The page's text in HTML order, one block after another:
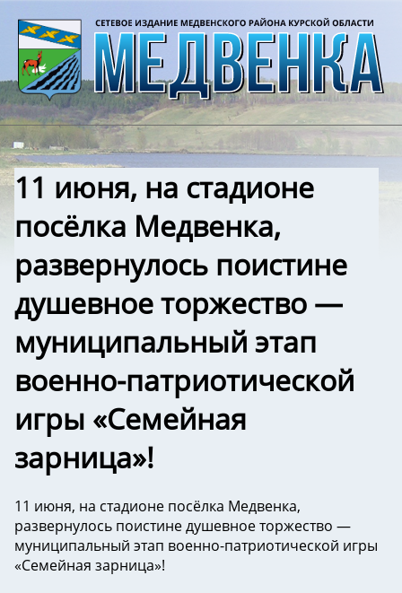
11 июня, на стадионе
посёлка Медвенка,
развернулось поистине
душевное торжество —
муниципальный этап
военно-патриотической
игры «Семейная
зарница»!
11 июня, на стадионе посёлка Медвенка,
развернулось поистине душевное торжество —
муниципальный этап военно-патриотической игры
«Семейная зарница»!